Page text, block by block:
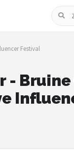
Festival
-